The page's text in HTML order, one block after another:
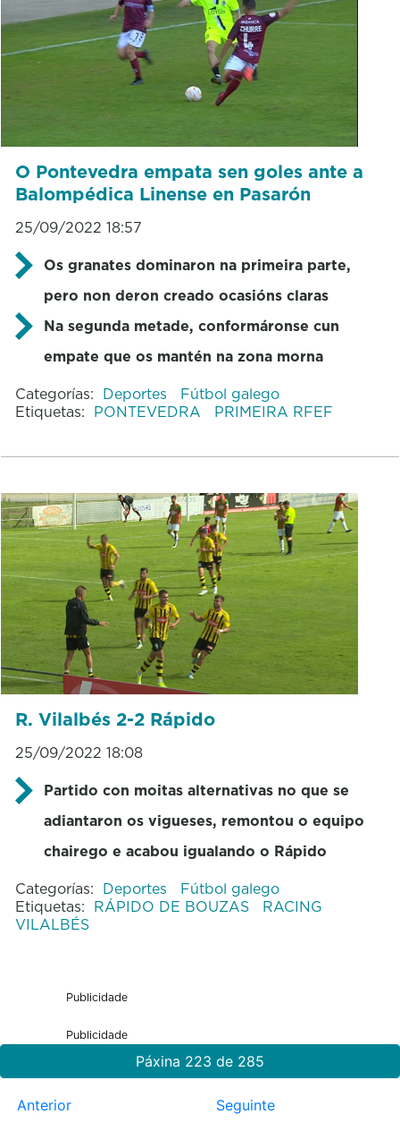
O Pontevedra empata sen goles ante a
Balompédica Linense en Pasarón
25/09/2022 18:57
Os granates dominaron na primeira parte,
pero non deron creado ocasións claras
Na segunda metade, conformáronse cun
empate que os mantén na zona morna
Categorías: Deportes
Fútbol galego
Etiquetas: PONTEVEDRA PRIMEIRA RFEF
R. Vilalbés 2-2 Rápido
25/09/2022 18:08
Partido con moitas alternativas no que se
adiantaron os vigueses, remontou o equipo
chairego e acabou igualando o Rápido
Categorías: Deportes
Fútbol galego
Etiquetas: RÁPIDO DE BOUZAS
RACING
VILALBÉS
Publicidade
Publicidade
Páxina 223 de 285
Anterior Seguinte